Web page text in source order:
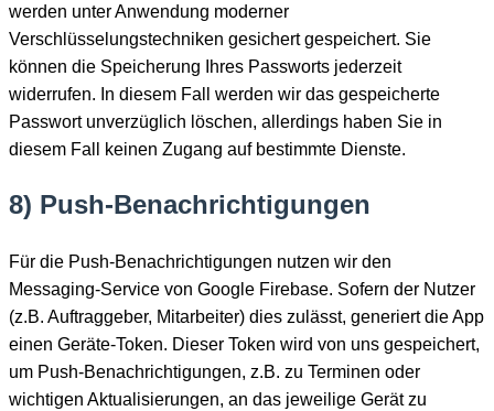
werden unter Anwendung moderner
Verschlüsselungstechniken gesichert gespeichert. Sie
können die Speicherung Ihres Passworts jederzeit
widerrufen. In diesem Fall werden wir das gespeicherte
Passwort unverzüglich löschen, allerdings haben Sie in
diesem Fall keinen Zugang auf bestimmte Dienste.
8) Push-Benachrichtigungen
Für die Push-Benachrichtigungen nutzen wir den
Messaging-Service von Google Firebase. Sofern der Nutzer
(z.B. Auftraggeber, Mitarbeiter) dies zulässt, generiert die App
einen Geräte-Token. Dieser Token wird von uns gespeichert,
um Push-Benachrichtigungen, z.B. zu Terminen oder
wichtigen Aktualisierungen, an das jeweilige Gerät zu